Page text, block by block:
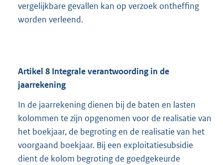
vergelijkbare gevallen kan op verzoek ontheffing
worden verleend.
Artikel 8 Integrale verantwoording in de
jaarrekening
In de jaarrekening dienen bij de baten en lasten
kolommen te zijn opgenomen voor de realisatie van
het boekjaar, de begroting en de realisatie van het
voorgaand boekjaar. Bij een exploitatiesubsidie
dient de kolom begroting de goedgekeurde